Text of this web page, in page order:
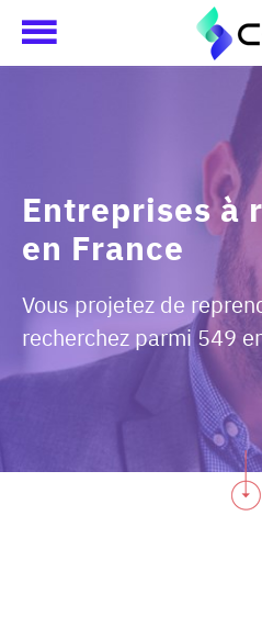
Entreprises à
en France
Vous projetez de
recherchez parmi 549